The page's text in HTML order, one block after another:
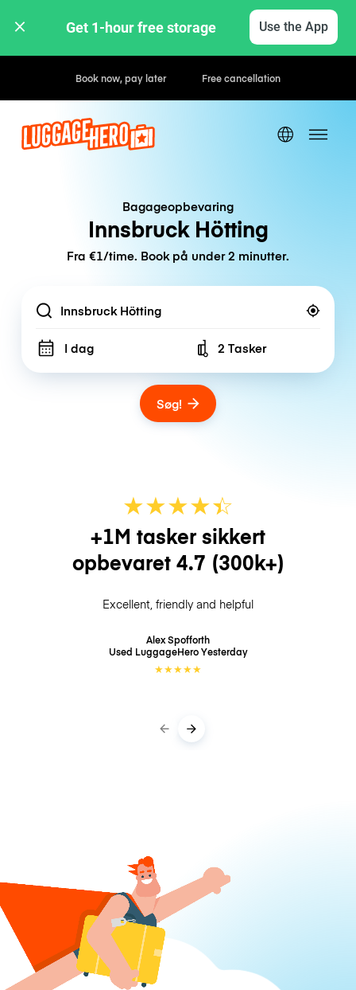
Get 1-hour free storage Use the App
Hourly / Daily Rates
Bagageopbevaring
Innsbruck Hötting
Fra €1/time. Book på under 2 minutter.
Location
I dag Number of bags
2 Tasker
Søg!
★★★★☆
★
+1M tasker sikkert
opbevaret 4.7 (300k+)
Excellent, friendly and helpful
Alex Spofforth
Used LuggageHeroYesterday
★★★★★